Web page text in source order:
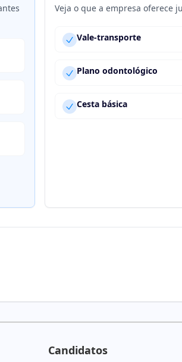
Veja o que a empresa oferece
Vale-transporte
Plano odontológico
Cesta básica
Candidatos